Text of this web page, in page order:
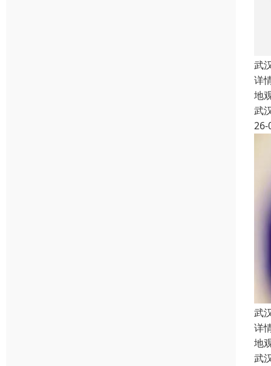
武
详
地
武
26-
武
详
地
武